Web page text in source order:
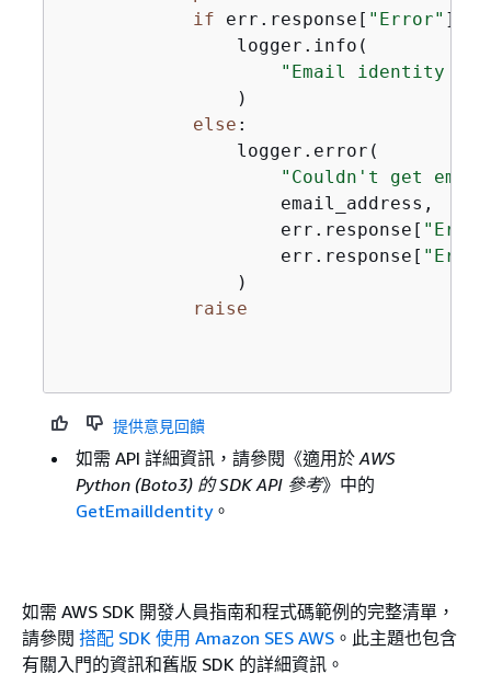
if err.response[ "Error" ][
                logger.info(
"Email identity %s
                )
else :
                logger.error(
"Couldn't get
                    email_address,
                    err.response[
                    err.response[
                )
raise
提供意見回饋
如需 API 詳細資訊，請參閱《適用於AWS
Python (Boto3) 的 SDK API 參考》中的
GetEmailIdentity。
如需 AWS SDK 開發人員指南和程式碼範例的完整清單，
請參閱 搭配 SDK 使用 Amazon SES AWS 。此主題也包含
有關入門的資訊和舊版 SDK 的詳細資訊。